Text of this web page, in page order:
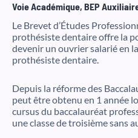
Voie Académique, BEP
Le Brevet d’Études
prothésiste dentaire offre la
devenir un ouvrier salarié en
prothésiste dentaire.
Depuis la réforme des
peut être obtenu en 1 année
cursus du baccalauréat
une classe de troisième sans